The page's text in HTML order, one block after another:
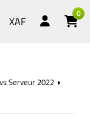
XAF
0
Serveur 2022